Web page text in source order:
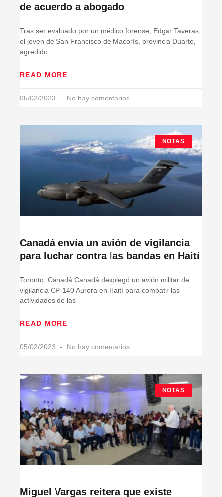
de acuerdo a abogado
Tras ser evaluado por un médico forense, Edgar Taveras,
el joven de San Francisco de Macorís, provincia Duarte,
agredido
READ MORE
05/02/2023 No hay comentarios
NOTAS
Canadá envía un avión de vigilancia
para luchar contra las bandas en Haití
Toronto, Canadá Canadá desplegó un avión militar de
vigilancia CP-140 Aurora en Haití para combatir las
actividades de las
READ MORE
05/02/2023 No hay comentarios
NOTAS
Miguel Vargas reitera que existe